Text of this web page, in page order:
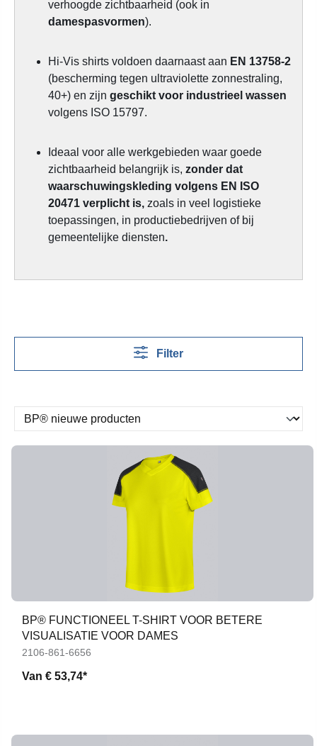
verhoogde zichtbaarheid (ook in
damespasvormen).
Hi-Vis shirts voldoen daarnaast aan EN 13758-2
(bescherming tegen ultraviolette zonnestraling,
40+) en zijn geschikt voor industrieel wassen
volgens ISO 15797.
Ideaal voor alle werkgebieden waar goede
zichtbaarheid belangrijk is, zonder dat
waarschuwingskleding volgens EN ISO
20471 verplicht is, zoals in veel logistieke
toepassingen, in productiebedrijven of bij
gemeentelijke diensten.
Filter
BP® FUNCTIONEEL T-SHIRT VOOR BETERE
VISUALISATIE VOOR DAMES
2106-861-6656
Van € 53,74*